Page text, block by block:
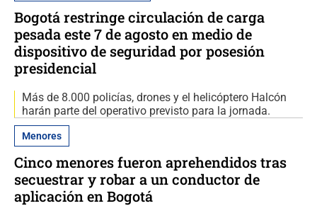
Bogotá restringe circulación de carga
pesada este 7 de agosto en medio de
dispositivo de seguridad por posesión
presidencial
Más de 8.000 policías, drones y el helicóptero Halcón
harán parte del operativo previsto para la jornada.
Menores
Cinco menores fueron aprehendidos tras
secuestrar y robar a un conductor de
aplicación en Bogotá